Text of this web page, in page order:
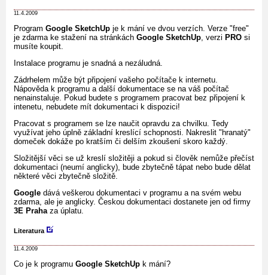
11.4.2009
Program Google SketchUp je k mání ve dvou verzích. Verze "free"
je zdarma ke stažení na stránkách Google SketchUp , verzi PRO si
musíte koupit.
Instalace programu je snadná a nezáludná.
Zádrhelem může být připojení vašeho počítače k internetu.
Nápověda k programu a další dokumentace se na váš počítač
nenainstaluje. Pokud budete s programem pracovat bez připojení k
intenetu, nebudete mít dokumentaci k dispozici!
Pracovat s programem se lze naučit opravdu za chvilku. Tedy
využívat jeho úplně základní kreslící schopnosti. Nakreslit "hranatý"
domeček dokáže po kratším či delším zkoušení skoro každý.
Složitější věci se už kreslí složitěji a pokud si člověk nemůže přečíst
dokumentaci (neumí anglicky), bude zbytečně tápat nebo bude dělat
některé věci zbytečně složitě.
Google dává veškerou dokumentaci v programu a na svém webu
zdarma, ale je anglicky. Českou dokumentaci dostanete jen od firmy
3E Praha za úplatu.
Literatura
11.4.2009
Co je k programu Google SketchUp k mání?